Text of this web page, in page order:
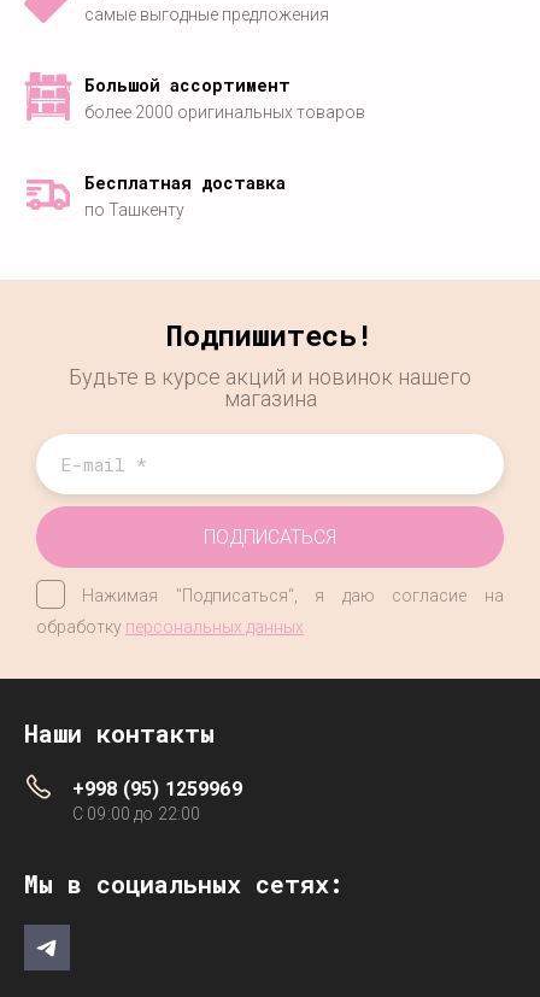
самые выгодные предложения
Большой ассортимент
более 2000 оригинальных товаров
Бесплатная доставка
по Ташкенту
Подпишитесь!
Будьте в курсе акций и новинок нашего
магазина
Нажимая "Подписаться", я даю согласие на
обработку персональных данных
ПОДПИСАТЬСЯ
Наши контакты
+998 (95) 1259969
C 09:00 до 22:00
Мы в социальных сетях: